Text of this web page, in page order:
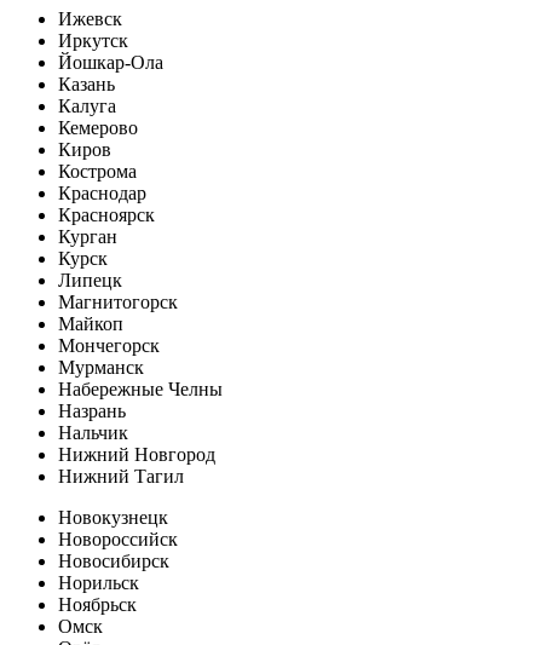
Ижевск
Иркутск
Йошкар-Ола
Казань
Калуга
Кемерово
Киров
Кострома
Краснодар
Красноярск
Курган
Курск
Липецк
Магнитогорск
Майкоп
Мончегорск
Мурманск
Набережные Челны
Назрань
Нальчик
Нижний Новгород
Нижний Тагил
Новокузнецк
Новороссийск
Новосибирск
Норильск
Ноябрьск
Омск